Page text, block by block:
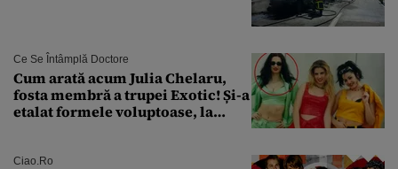
Ce Se Întâmplă Doctore
Cum arată acum Julia Chelaru,
fosta membră a trupei Exotic! Și-a
etalat formele voluptoase, la
Ciao.ro